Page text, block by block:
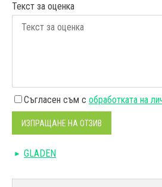
Текст за оценка
Съгласен съм с обработката на
ИЗПРАЩАНЕ НА ОТЗИВ
GLADEN